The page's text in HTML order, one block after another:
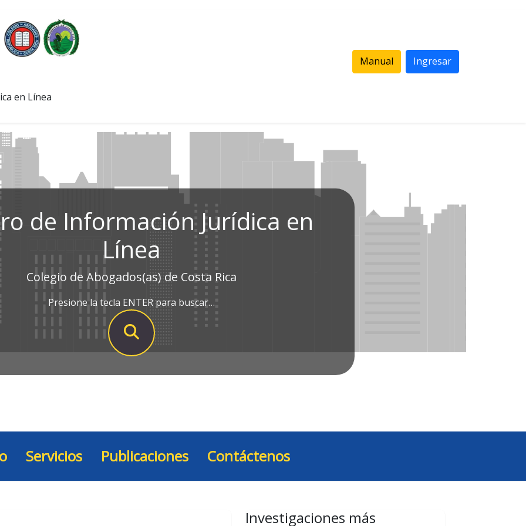
en Línea
Manual Ingresar
de Información Jurídica en
Línea
Colegio de Abogados(as) de Costa Rica
Presione la tecla ENTER para buscar…
Servicios Publicaciones Contáctenos
Investigaciones más